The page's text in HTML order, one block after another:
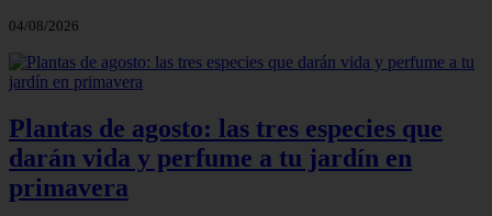
04/08/2026
Plantas de agosto: las tres especies que
darán vida y perfume a tu jardín en
primavera